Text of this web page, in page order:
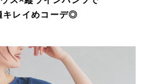
キレイめコーデ◎